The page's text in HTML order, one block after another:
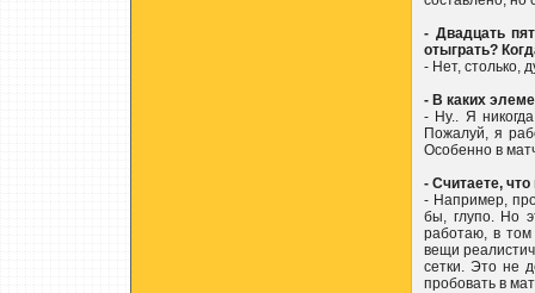
- Двадцать
отыграть?
- Нет, столько,
- В каких
- Ну.. Я
Пожалуй, я
Особенно в
- Считаете,
- Например,
бы, глупо. Но
работаю, в
вещи
сетки. Это не
пробовать в